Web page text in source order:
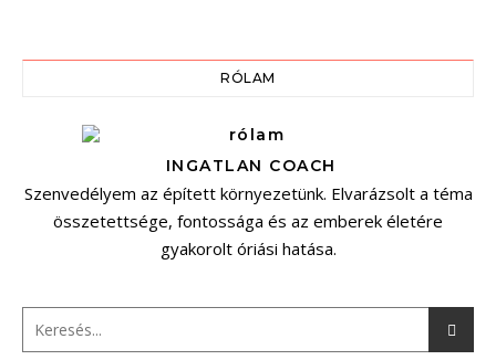
RÓLAM
INGATLAN COACH
Szenvedélyem az épített környezetünk. Elvarázsolt a téma
összetettsége, fontossága és az emberek életére
gyakorolt óriási hatása.